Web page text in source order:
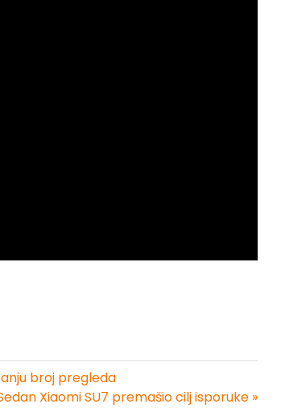
broj pregleda
Xiaomi SU7 premašio cilj isporuke »